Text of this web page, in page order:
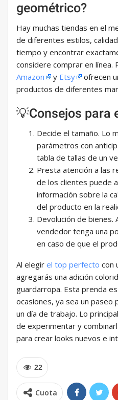
geométrico?
Hay muchas tiendas en el
de diferentes estilos,
tiempo y encontrar
considere comprar en línea.
Amazon
y Etsy
ofrecen
productos de diferentes
💡Consejos para
Decide el tamaño. Lo
parámetros con
tabla de tallas de un
Presta atención a las
de los clientes puede
información sobre la
del producto en la
Devolución de bienes.
vendedor tenga una
en caso de que el
Al elegir el top perfecto con
agregarás una adición
guardarropa. Esta prenda
ocasiones, ya sea un paseo
un día de trabajo. Lo
de experimentar y
para crear looks nuevos e
22
Cuota